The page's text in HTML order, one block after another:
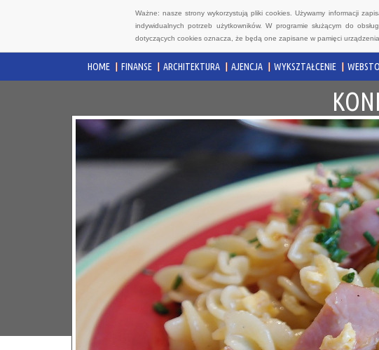
Ważne: nasze strony wykorzystują pliki cookies. Używamy informacji
indywidualnych potrzeb użytkowników. W programie służącym do
dotyczących cookies oznacza, że będą one zapisane w pamięci urządzenia.
HOME FINANSE ARCHITEKTURA AJENCJA WYKSZTAŁCENIE